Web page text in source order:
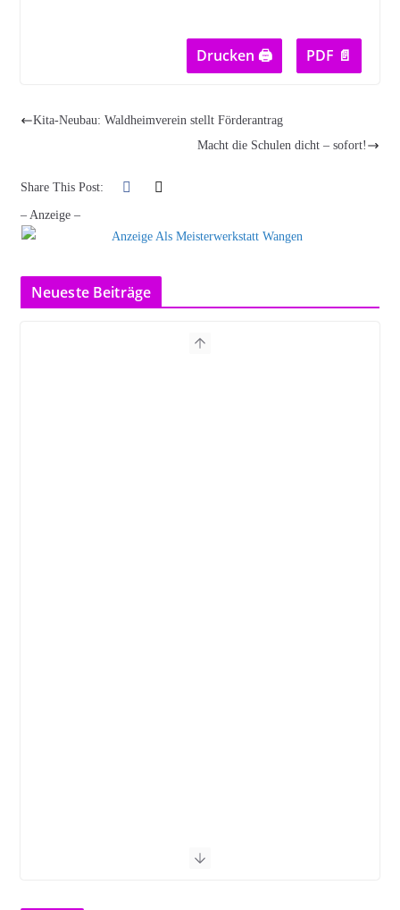
Drucken 🖨 PDF 📄
Kita-Neubau: Waldheimverein stellt Förderantrag
Macht die Schulen dicht – sofort!
Share This Post:
– Anzeige –
Neueste Beiträge